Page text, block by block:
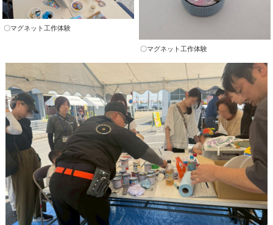
〇マグネット工作体験
〇マグネット工作体験